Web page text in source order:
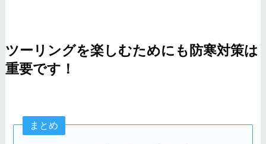
ツーリングを楽しむためにも防寒対策は
重要です！
まとめ